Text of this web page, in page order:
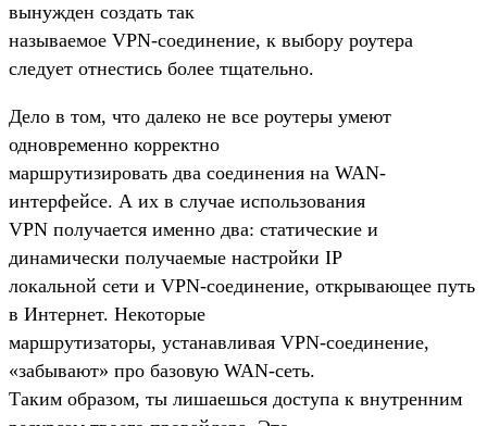
вынужден создать так
называемое VPN-соединение, к выбору роутера
следует отнестись более тщательно.
Дело в том, что далеко не все роутеры умеют
одновременно корректно
маршрутизировать два соединения на WAN-
интерфейсе. А их в случае использования
VPN получается именно два: статические и
динамически получаемые настройки IP
локальной сети и VPN-соединение, открывающее путь
в Интернет. Некоторые
маршрутизаторы, устанавливая VPN-соединение,
«забывают» про базовую WAN-сеть.
Таким образом, ты лишаешься доступа к внутренним